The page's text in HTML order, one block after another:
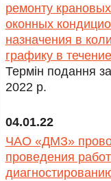
ремонту
оконных
назначения в
графику в
Термін подання
2022 р.
04.01.22
ЧАО «ДМЗ»
проведения